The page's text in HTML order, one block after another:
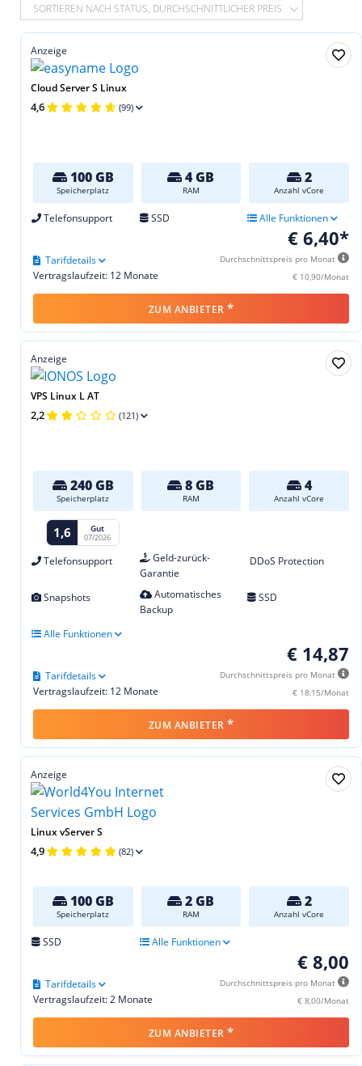
SORTIEREN NACH STATUS, DURCHSCHNITTLICHER PREIS
Anzeige
Cloud Server S Linux
4,6 (99)
100 GB
Speicherplatz
4 GB
RAM
2
Anzahl vCore
Telefonsupport SSD Alle Funktionen
€ 6,40*
Durchschnittspreis pro Monat
€ 10,90/Monat
Vertragslaufzeit: 12 Monate
Tarifdetails
ZUM ANBIETER *
Anzeige
VPS Linux L AT
2,2 (121)
240 GB
Speicherplatz
8 GB
RAM
4
Anzahl vCore
1,6 Gut
07/2026
Telefonsupport
Geld-zurück-
Garantie
DDoS Protection
Snapshots
Automatisches
Backup
SSD
Alle Funktionen
€ 14,87
Durchschnittspreis pro Monat
€ 18,15/Monat
Vertragslaufzeit: 12 Monate
Tarifdetails
ZUM ANBIETER *
Anzeige
Linux vServer S
4,9 (82)
100 GB
Speicherplatz
2 GB
RAM
2
Anzahl vCore
SSD Alle Funktionen
€ 8,00
Durchschnittspreis pro Monat
€ 8,00/Monat
Vertragslaufzeit: 2 Monate
Tarifdetails
ZUM ANBIETER *